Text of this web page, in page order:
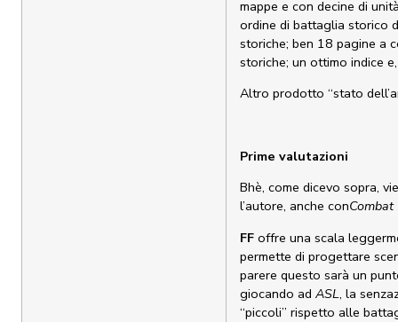
mappe e con decine di
ordine di battaglia storico
storiche; ben 18 pagine a
storiche; un ottimo indice
Altro prodotto “stato
Prime valutazioni
Bhè, come dicevo sopra,
l’autore, anche conCombat
FF offre una scala
permette di progettare
parere questo sarà un
giocando ad ASL, la
“piccoli” rispetto alle